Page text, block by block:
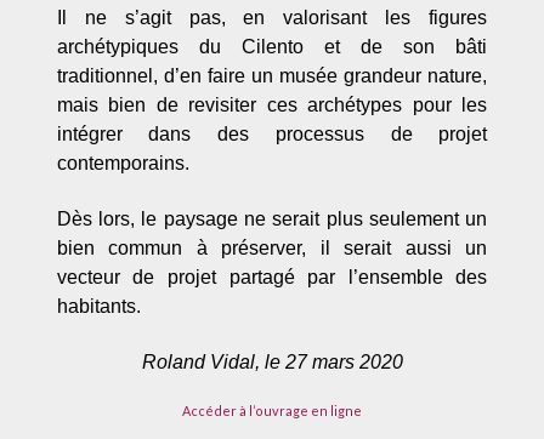
Il ne s’agit pas, en valorisant les figures
archétypiques du Cilento et de son bâti
traditionnel, d’en faire un musée grandeur nature,
mais bien de revisiter ces archétypes pour les
intégrer dans des processus de projet
contemporains.
Dès lors, le paysage ne serait plus seulement un
bien commun à préserver, il serait aussi un
vecteur de projet partagé par l’ensemble des
habitants.
Roland Vidal, le 27 mars 2020
Accéder à l’ouvrage en ligne